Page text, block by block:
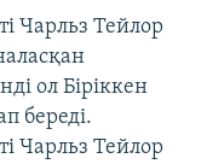
Чарльз Тейлор
ол Біріккен
береді.
Чарльз Тейлор